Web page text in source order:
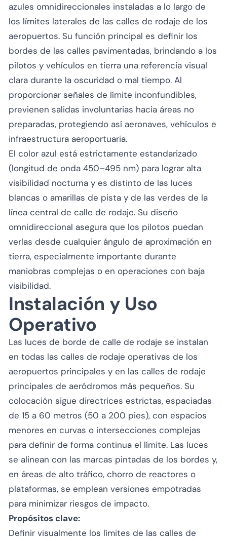
azules omnidireccionales instaladas a lo largo de
los límites laterales de las calles de rodaje de los
aeropuertos. Su función principal es definir los
bordes de las calles pavimentadas, brindando a los
pilotos y vehículos en tierra una referencia visual
clara durante la oscuridad o mal tiempo. Al
proporcionar señales de límite inconfundibles,
previenen salidas involuntarias hacia áreas no
preparadas, protegiendo así aeronaves, vehículos e
infraestructura aeroportuaria.
El color azul está estrictamente estandarizado
(longitud de onda 450–495 nm) para lograr alta
visibilidad nocturna y es distinto de las luces
blancas o amarillas de pista y de las verdes de la
línea central de calle de rodaje. Su diseño
omnidireccional asegura que los pilotos puedan
verlas desde cualquier ángulo de aproximación en
tierra, especialmente importante durante
maniobras complejas o en operaciones con baja
visibilidad.
Instalación y Uso
Operativo
Las luces de borde de calle de rodaje se instalan
en todas las calles de rodaje operativas de los
aeropuertos principales y en las calles de rodaje
principales de aeródromos más pequeños. Su
colocación sigue directrices estrictas, espaciadas
de 15 a 60 metros (50 a 200 pies), con espacios
menores en curvas o intersecciones complejas
para definir de forma continua el límite. Las luces
se alinean con las marcas pintadas de los bordes y,
en áreas de alto tráfico, chorro de reactores o
plataformas, se emplean versiones empotradas
para minimizar riesgos de impacto.
Propósitos clave:
Definir visualmente los límites de las calles de